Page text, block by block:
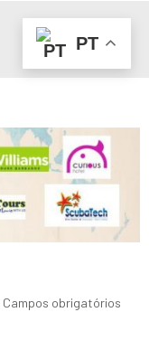
Campos obrigatórios
PT